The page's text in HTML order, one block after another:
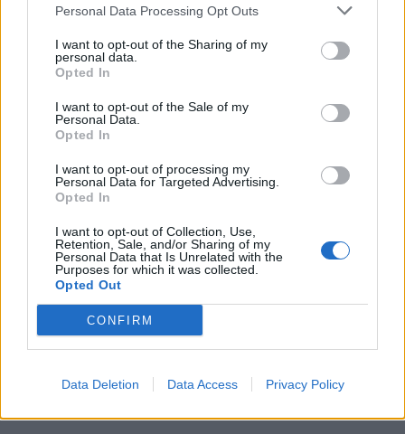
Personal Data Processing Opt Outs
I want to opt-out of the Sharing of my
personal data.
Opted In
I want to opt-out of the Sale of my
Personal Data.
Opted In
I want to opt-out of processing my
Personal Data for Targeted Advertising.
Opted In
I want to opt-out of Collection, Use,
Retention, Sale, and/or Sharing of my
Personal Data that Is Unrelated with the
Purposes for which it was collected.
Opted Out
CONFIRM
Data Deletion Data Access Privacy Policy
Secciones destacadas
Internacionales
Onomástica. Todos los santos
Semanas Internacionales
Años Internacionales
Qué se celebra el día de mi cumpleaños
Eventos internacionales de cultura
Los mejores canales de Youtube según
nuestra audiencia. ¡Participa!
Crea una cuenta atrás para el evento que
quieras